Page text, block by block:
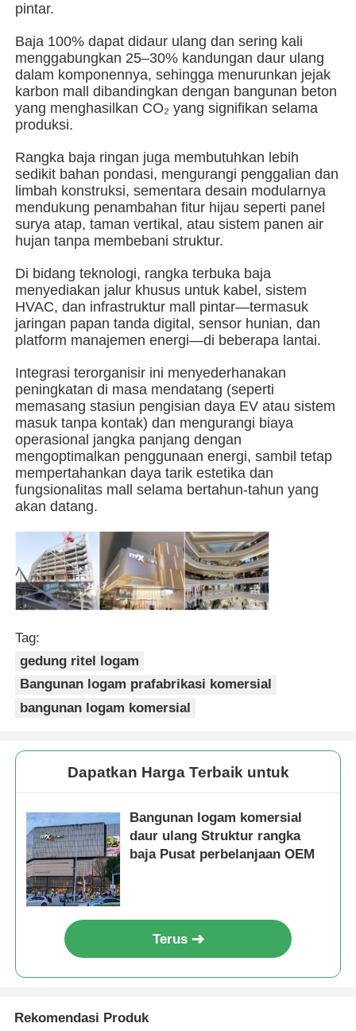
Tentang kita
Wisata pabrik
Hubungi kami
Berita
Semua Kasus
Quote request suatu
Bangunan struktur baja
Bengkel Struktur Baja
gudang struktur baja
Gudang Struktur Baja
Struktur Baja Berat
Jembatan Struktur Baja
Kantor Struktur Baja
Struktur baja Rumah unggas
Struktur baja industri
Gedung Baja Publik
Struktur baja komersial
pintar.
Baja 100% dapat didaur ulang dan sering kali
menggabungkan 25–30% kandungan daur ulang
dalam komponennya, sehingga menurunkan jejak
karbon mall dibandingkan dengan bangunan beton
yang menghasilkan CO₂ yang signifikan selama
produksi.
Rangka baja ringan juga membutuhkan lebih
sedikit bahan pondasi, mengurangi penggalian dan
limbah konstruksi, sementara desain modularnya
mendukung penambahan fitur hijau seperti panel
surya atap, taman vertikal, atau sistem panen air
hujan tanpa membebani struktur.
Di bidang teknologi, rangka terbuka baja
menyediakan jalur khusus untuk kabel, sistem
HVAC, dan infrastruktur mall pintar—termasuk
jaringan papan tanda digital, sensor hunian, dan
platform manajemen energi—di beberapa lantai.
Integrasi terorganisir ini menyederhanakan
peningkatan di masa mendatang (seperti
memasang stasiun pengisian daya EV atau sistem
masuk tanpa kontak) dan mengurangi biaya
operasional jangka panjang dengan
mengoptimalkan penggunaan energi, sambil tetap
mempertahankan daya tarik estetika dan
fungsionalitas mall selama bertahun-tahun yang
akan datang.
Tag:
gedung ritel logam
Bangunan logam prafabrikasi komersial
bangunan logam komersial
Dapatkan Harga Terbaik untuk
Bangunan logam komersial
daur ulang Struktur rangka
baja Pusat perbelanjaan OEM
Terus
Rekomendasi Produk